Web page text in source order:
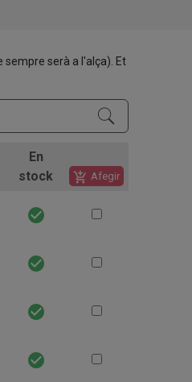
sempre serà a l'alça). Et
En
stock
add_shopping_cart Afegir
check_circle
check_circle
check_circle
check_circle